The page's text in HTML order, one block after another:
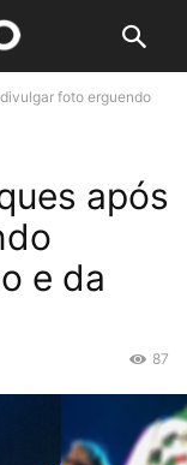
foto erguendo
após
e da
87